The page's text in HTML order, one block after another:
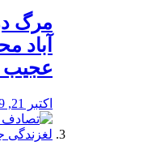
مرگ
آباد
اکتبر 21, 2019